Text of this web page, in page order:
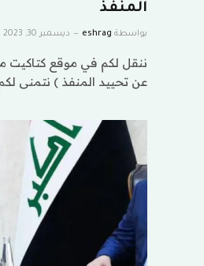
المنفذ
بواسطة eshrag ديسمبر 30, 2023
ننقل لكم في موقع كتاكيت
عن تحييد المنفذ ) نتمنى